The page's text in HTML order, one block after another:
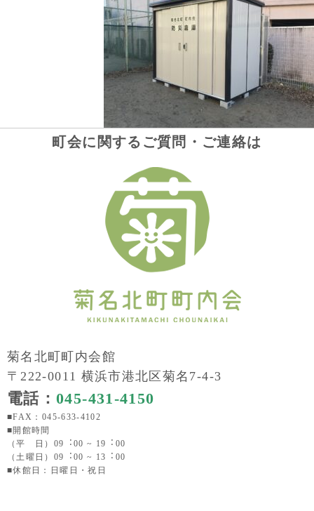
町会に関するご質問・ご連絡は
菊名北町町内会館
〒222-0011 横浜市港北区菊名7-4-3
電話：045-431-4150
■FAX：045-633-4102
■開館時間
（平 日）09︓00 ~ 19︓00
（土曜日）09︓00 ~ 13︓00
■休館日：日曜日・祝日